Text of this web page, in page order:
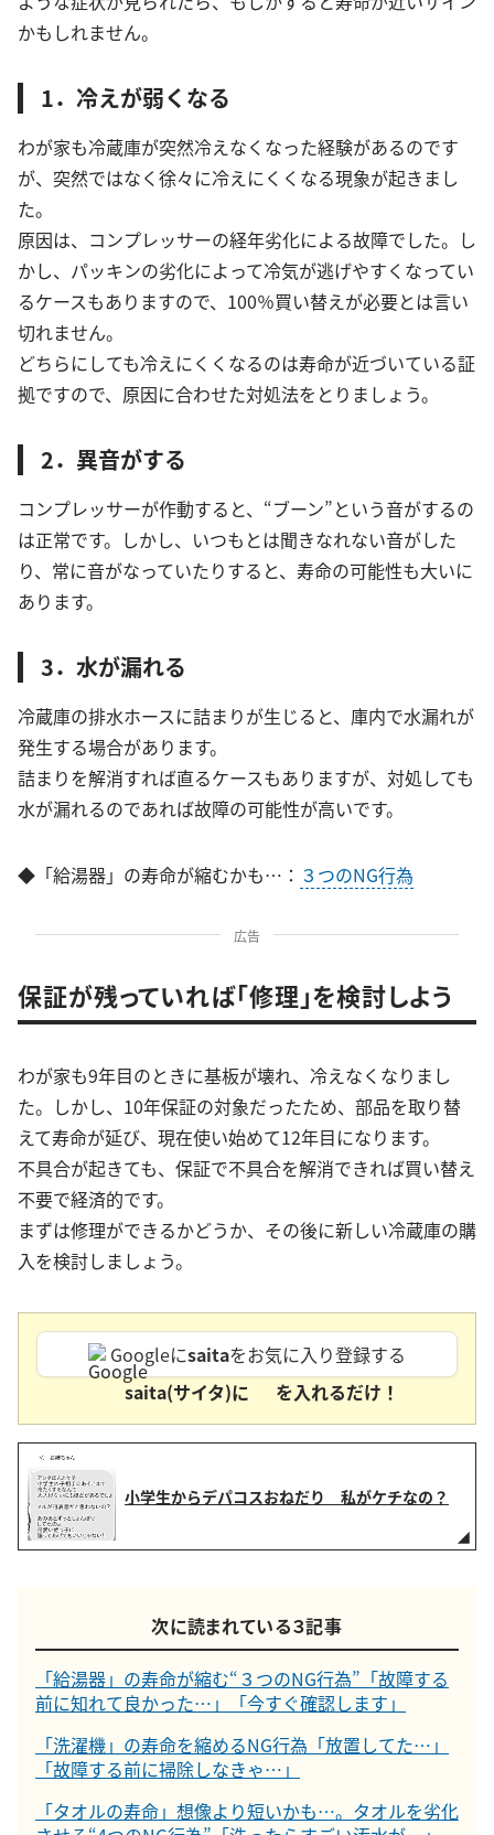
かもしれません。
1．冷えが弱くなる
わが家も冷蔵庫が突然冷えなくなった経験があるのです
が、突然ではなく徐々に冷えにくくなる現象が起きまし
た。
原因は、コンプレッサーの経年劣化による故障でした。し
かし、パッキンの劣化によって冷気が逃げやすくなってい
るケースもありますので、100％買い替えが必要とは言い
切れません。
どちらにしても冷えにくくなるのは寿命が近づいている証
拠ですので、原因に合わせた対処法をとりましょう。
2．異音がする
コンプレッサーが作動すると、“ブーン”という音がするの
は正常です。しかし、いつもとは聞きなれない音がした
り、常に音がなっていたりすると、寿命の可能性も大いに
あります。
3．水が漏れる
冷蔵庫の排水ホースに詰まりが生じると、庫内で水漏れが
発生する場合があります。
詰まりを解消すれば直るケースもありますが、対処しても
水が漏れるのであれば故障の可能性が高いです。
◆「給湯器」の寿命が縮むかも…： ３つのNG行為
広告
保証が残っていれば「修理」を検討しよう
わが家も9年目のときに基板が壊れ、冷えなくなりまし
た。しかし、10年保証の対象だったため、部品を取り替
えて寿命が延び、現在使い始めて12年目になります。
不具合が起きても、保証で不具合を解消できれば買い替え
不要で経済的です。
まずは修理ができるかどうか、その後に新しい冷蔵庫の購
入を検討しましょう。
Googleにsaitaをお気に入り登録する
saita(サイタ)に
を入れるだけ！
小学生からデパコスおねだり 私がケチなの？
次に読まれている３記事
「給湯器」の寿命が縮む“３つのNG行為”「故障する
前に知れて良かった…」「今すぐ確認します」
「洗濯機」の寿命を縮めるNG行為「放置してた…」
「故障する前に掃除しなきゃ…」
「タオルの寿命」想像より短いかも…。タオルを劣化